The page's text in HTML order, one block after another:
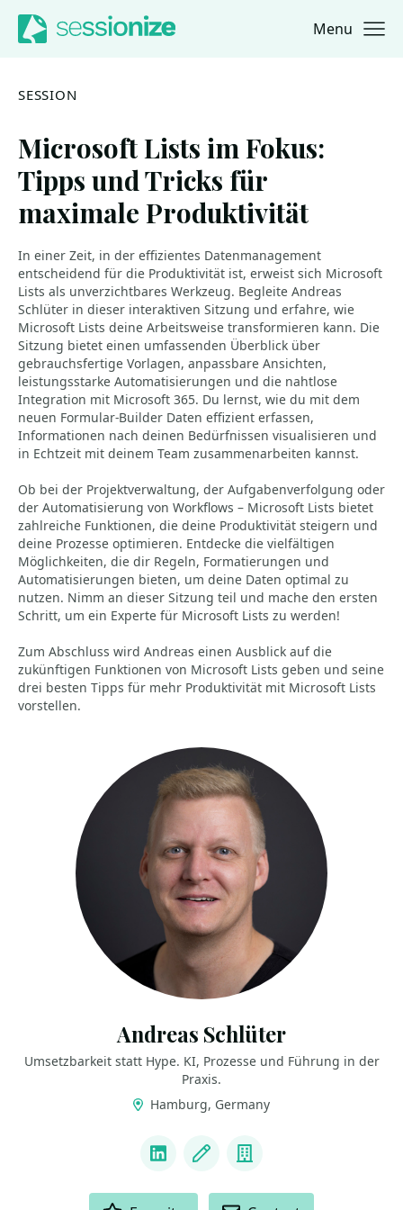
Jump to navigation
Jump to content Menu
SESSION
Microsoft Lists im Fokus:
Tipps und Tricks für
maximale Produktivität
In einer Zeit, in der effizientes Datenmanagement
entscheidend für die Produktivität ist, erweist sich Microsoft
Lists als unverzichtbares Werkzeug. Begleite Andreas
Schlüter in dieser interaktiven Sitzung und erfahre, wie
Microsoft Lists deine Arbeitsweise transformieren kann. Die
Sitzung bietet einen umfassenden Überblick über
gebrauchsfertige Vorlagen, anpassbare Ansichten,
leistungsstarke Automatisierungen und die nahtlose
Integration mit Microsoft 365. Du lernst, wie du mit dem
neuen Formular-Builder Daten effizient erfassen,
Informationen nach deinen Bedürfnissen visualisieren und
in Echtzeit mit deinem Team zusammenarbeiten kannst.
Ob bei der Projektverwaltung, der Aufgabenverfolgung oder
der Automatisierung von Workflows – Microsoft Lists bietet
zahlreiche Funktionen, die deine Produktivität steigern und
deine Prozesse optimieren. Entdecke die vielfältigen
Möglichkeiten, die dir Regeln, Formatierungen und
Automatisierungen bieten, um deine Daten optimal zu
nutzen. Nimm an dieser Sitzung teil und mache den ersten
Schritt, um ein Experte für Microsoft Lists zu werden!
Zum Abschluss wird Andreas einen Ausblick auf die
zukünftigen Funktionen von Microsoft Lists geben und seine
drei besten Tipps für mehr Produktivität mit Microsoft Lists
vorstellen.
Andreas Schlüter
Umsetzbarkeit statt Hype. KI, Prozesse und Führung in der
Praxis.
Hamburg, Germany
LinkedInBlog Company